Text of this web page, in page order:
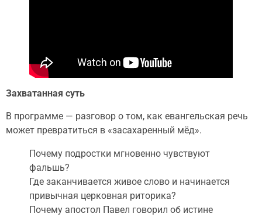
Захватанная суть
В программе — разговор о том, как евангельская речь
может превратиться в «засахаренный мёд».
Почему подростки мгновенно чувствуют
фальшь?
Где заканчивается живое слово и начинается
привычная церковная риторика?
Почему апостол Павел говорил об истине